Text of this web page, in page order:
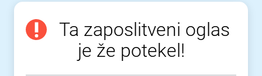
Ta zaposlitveni oglas
je že potekel!